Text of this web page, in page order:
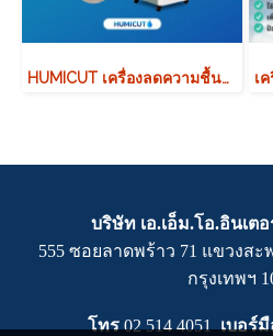
HUMICUT เครื่องลดความชื้นอุตสาหกรรม รุ่น Humicut 138LT มีถังเก็บน้ำ
บริษัท เอ.เอ็ม.โอ.อินเต
555 ซอยลาดพร้าว 71 แขวงส
กรุงเทพฯ
โทร02 514 4051เบอร์